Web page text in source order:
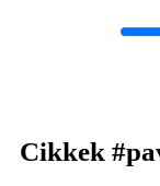
Cikkek